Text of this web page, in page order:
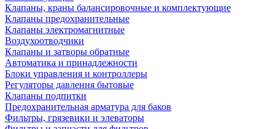
Клапаны, краны балансировочные и комплектующие
Клапаны предохранительные
Клапаны электромагнитные
Воздухоотводчики
Клапаны и затворы обратные
Автоматика и принадлежности
Блоки управления и контроллеры
Регуляторы давления бытовые
Клапаны подпитки
Предохранительная арматура для баков
Фильтры, грязевики и элеваторы